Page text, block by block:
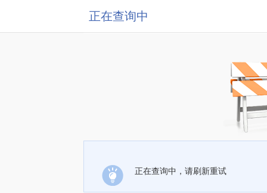
正在查询中
正在查询中，请刷新重试